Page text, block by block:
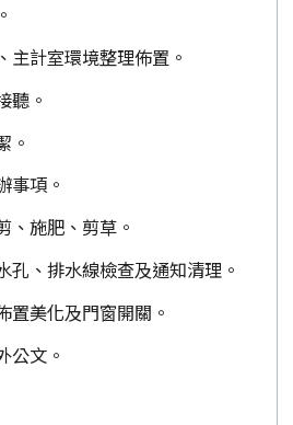
主計室環境整理佈置。
聽。
。
事項。
、施肥、剪草。
孔、排水線檢查及通知清理。
置美化及門窗開關。
公文。